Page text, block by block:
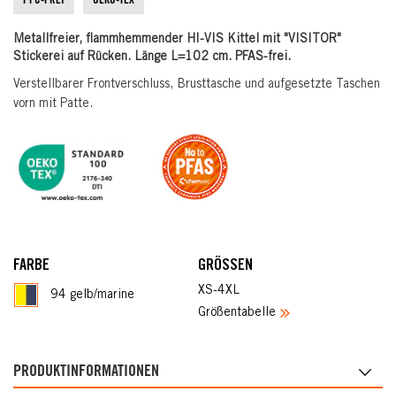
Metallfreier, flammhemmender HI-VIS Kittel mit "VISITOR"
Stickerei auf Rücken. Länge L=102 cm. PFAS-frei.
Verstellbarer Frontverschluss, Brusttasche und aufgesetzte Taschen
vorn mit Patte.
FARBE
94 gelb/marine
GRÖSSEN
XS-4XL
Größentabelle
PRODUKTINFORMATIONEN